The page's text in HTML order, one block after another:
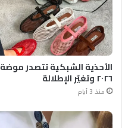
الأحذية الشبكية تتصدر موضة
٢٠٢٦ وتغيّر الإطلالة
منذ 3 أيام